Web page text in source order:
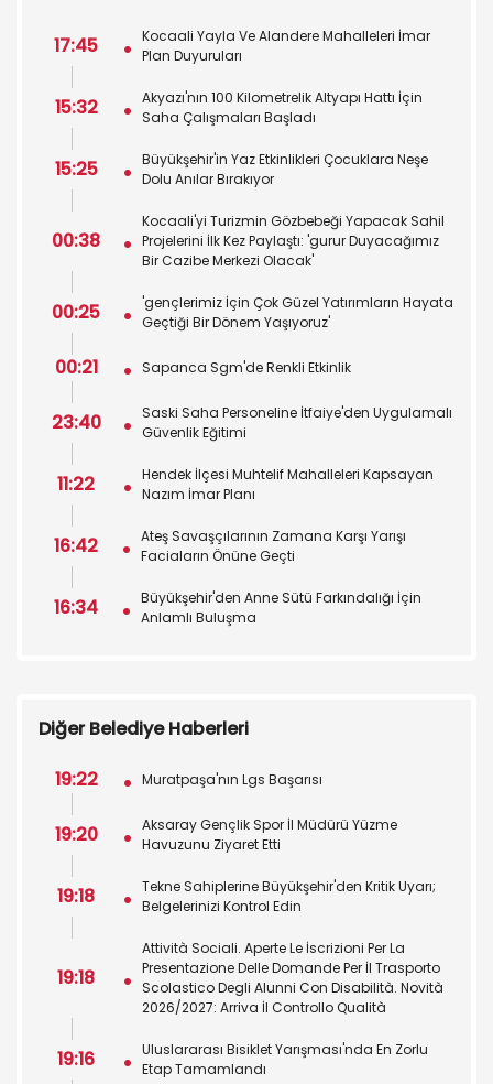
17:45
Kocaali Yayla Ve Alandere Mahalleleri İmar
Plan Duyuruları
15:32
Akyazı'nın 100 Kilometrelik Altyapı Hattı İçin
Saha Çalışmaları Başladı
15:25
Büyükşehir'in Yaz Etkinlikleri Çocuklara Neşe
Dolu Anılar Bırakıyor
00:38
Kocaali'yi Turizmin Gözbebeği Yapacak Sahil
Projelerini İlk Kez Paylaştı: 'gurur Duyacağımız
Bir Cazibe Merkezi Olacak'
00:25
'gençlerimiz İçin Çok Güzel Yatırımların Hayata
Geçtiği Bir Dönem Yaşıyoruz'
00:21 Sapanca Sgm'de Renkli Etkinlik
23:40
Saski Saha Personeline İtfaiye'den Uygulamalı
Güvenlik Eğitimi
11:22
Hendek İlçesi Muhtelif Mahalleleri Kapsayan
Nazım İmar Planı
16:42
Ateş Savaşçılarının Zamana Karşı Yarışı
Faciaların Önüne Geçti
16:34
Büyükşehir'den Anne Sütü Farkındalığı İçin
Anlamlı Buluşma
Diğer Belediye Haberleri
19:22
Muratpaşa'nın Lgs Başarısı
19:20
Aksaray Gençlik Spor İl Müdürü Yüzme
Havuzunu Ziyaret Etti
19:18
Tekne Sahiplerine Büyükşehir'den Kritik Uyarı;
Belgelerinizi Kontrol Edin
19:18
Attività Sociali. Aperte Le İscrizioni Per La
Presentazione Delle Domande Per İl Trasporto
Scolastico Degli Alunni Con Disabilità. Novità
2026/2027: Arriva İl Controllo Qualità
19:16
Uluslararası Bisiklet Yarışması'nda En Zorlu
Etap Tamamlandı